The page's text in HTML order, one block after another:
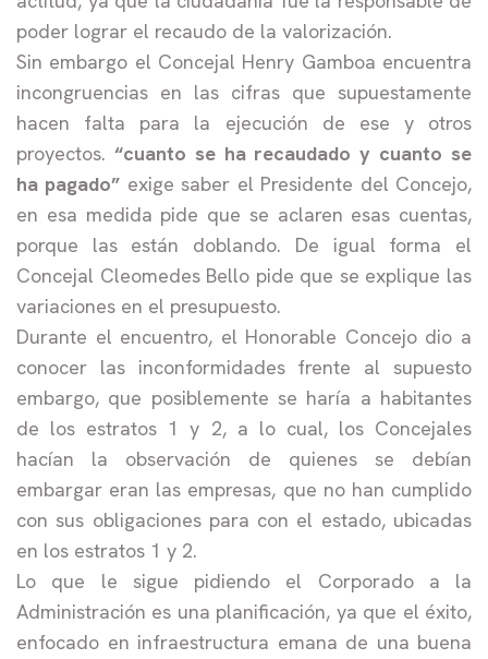
poder lograr el recaudo de la valorización.
Sin embargo el Concejal Henry Gamboa encuentra
incongruencias en las cifras que supuestamente
hacen falta para la ejecución de ese y otros
proyectos. “cuanto se ha recaudado y cuanto se
ha pagado” exige saber el Presidente del Concejo,
en esa medida pide que se aclaren esas cuentas,
porque las están doblando. De igual forma el
Concejal Cleomedes Bello pide que se explique las
variaciones en el presupuesto.
Durante el encuentro, el Honorable Concejo dio a
conocer las inconformidades frente al supuesto
embargo, que posiblemente se haría a habitantes
de los estratos 1 y 2, a lo cual, los Concejales
hacían la observación de quienes se debían
embargar eran las empresas, que no han cumplido
con sus obligaciones para con el estado, ubicadas
en los estratos 1 y 2.
Lo que le sigue pidiendo el Corporado a la
Administración es una planificación, ya que el éxito,
enfocado en infraestructura emana de una buena